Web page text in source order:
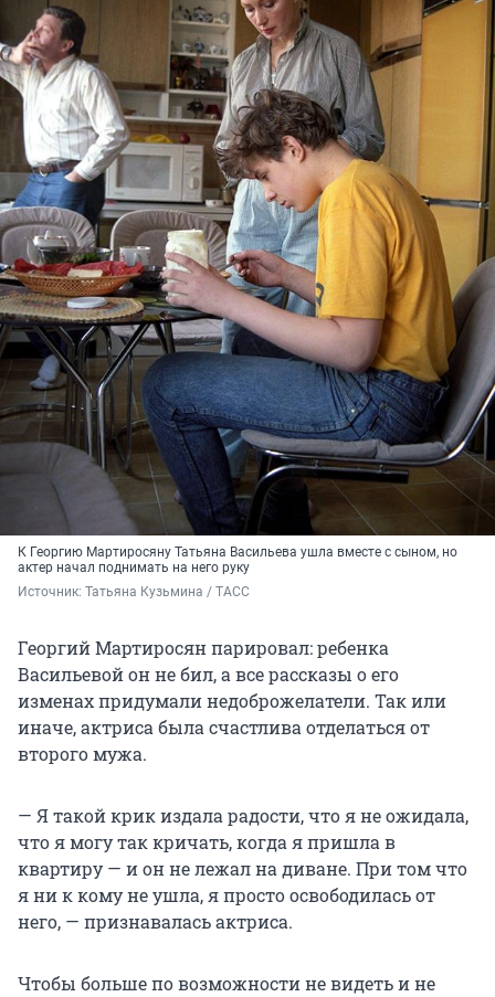
К Георгию Мартиросяну Татьяна Васильева ушла вместе с сыном, но
актер начал поднимать на него руку
Источник: Татьяна Кузьмина / ТАСС
Георгий Мартиросян парировал: ребенка
Васильевой он не бил, а все рассказы о его
изменах придумали недоброжелатели. Так или
иначе, актриса была счастлива отделаться от
второго мужа.
— Я такой крик издала радости, что я не ожидала,
что я могу так кричать, когда я пришла в
квартиру — и он не лежал на диване. При том что
я ни к кому не ушла, я просто освободилась от
него, — признавалась актриса.
Чтобы больше по возможности не видеть и не